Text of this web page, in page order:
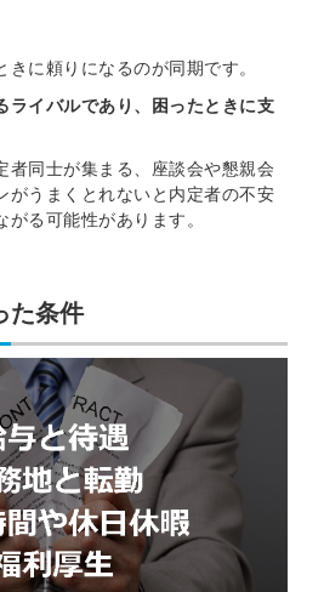
に頼りになるのが同期です。
ライバルであり、困ったときに支
者同士が集まる、座談会や懇親会
がうまくとれないと内定者の不安
る可能性があります。
た条件